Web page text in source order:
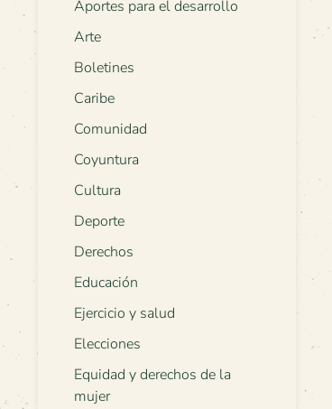
Aportes para el desarrollo
Arte
Boletines
Caribe
Comunidad
Coyuntura
Cultura
Deporte
Derechos
Educación
Ejercicio y salud
Elecciones
Equidad y derechos de la
mujer